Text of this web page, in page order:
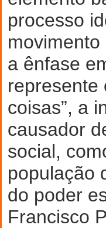
processo
a ênfase
represente
coisas”, a
causador
social,
população
do poder
Francisco